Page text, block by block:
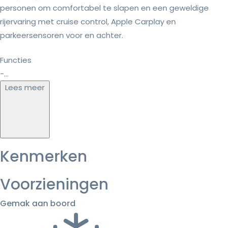
personen om comfortabel te slapen en een geweldige
rijervaring met cruise control, Apple Carplay en
parkeersensoren voor en achter.
Functies
-...
Lees meer
Kenmerken
Voorzieningen
Gemak aan boord